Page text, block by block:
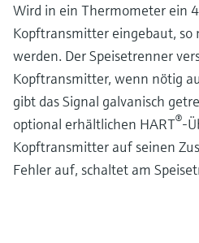
Wird in ein Thermometer ein
Kopftransmitter eingebaut, so
werden. Der Speisetrenner
Kopftransmitter, wenn nötig
gibt das Signal galvanisch
optional erhältlichen HART®-
Kopftransmitter auf seinen
Fehler auf, schaltet am